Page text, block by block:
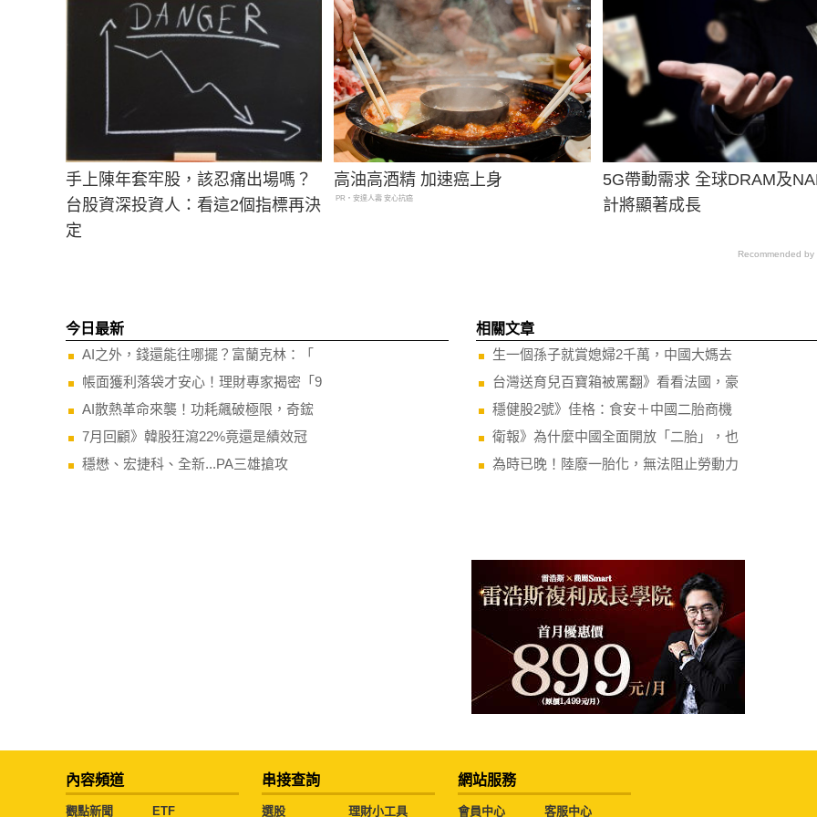
手上陳年套牢股，該忍痛出場嗎？
台股資深投資人：看這2個指標再決
定
高油高酒精 加速癌上身
PR・安達人壽 安心抗癌
5G帶動需求 全球DRAM及
計將顯著成長
Recommended by
今日最新
AI之外，錢還能往哪擺？富蘭克林：「
帳面獲利落袋才安心！理財專家揭密「9
AI散熱革命來襲！功耗飆破極限，奇鋐
7月回顧》韓股狂瀉22%竟還是績效冠
穩懋、宏捷科、全新...PA三雄搶攻
相關文章
生一個孫子就賞媳婦2千萬，中國大媽去
台灣送育兒百寶箱被罵翻》看看法國，豪
穩健股2號》佳格：食安＋中國二胎商機
衛報》為什麼中國全面開放「二胎」，也
為時已晚！陸廢一胎化，無法阻止勞動力
內容頻道
觀點新聞 ETF
串接查詢
選股 理財小工具
網站服務
會員中心 客服中心